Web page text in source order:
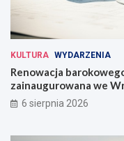
KULTURA WYDARZENIA
Renowacja
zainaugurowana we
6 sierpnia 2026